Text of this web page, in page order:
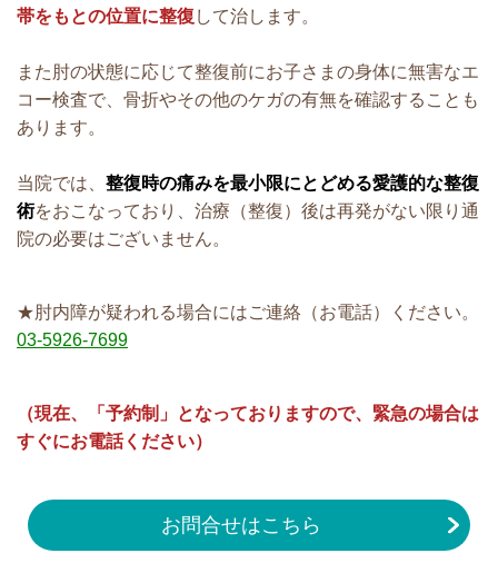
帯をもとの位置に整復 して治します。
また肘の状態に応じて整復前にお子さまの身体に無害なエ
コー検査で、骨折やその他のケガの有無を確認することも
あります。
当院では
整復時の痛みを最小限にとどめる愛護的な整復
術をおこなっており、治療（整復）後は再発がない限り通
院の必要はございません。
★肘内障が疑われる場合にはご連絡（お電話）ください。
03-5926-7699
（現在、「予約制」となっておりますので、緊急の場合は
すぐにお電話ください）
お問合せはこちら